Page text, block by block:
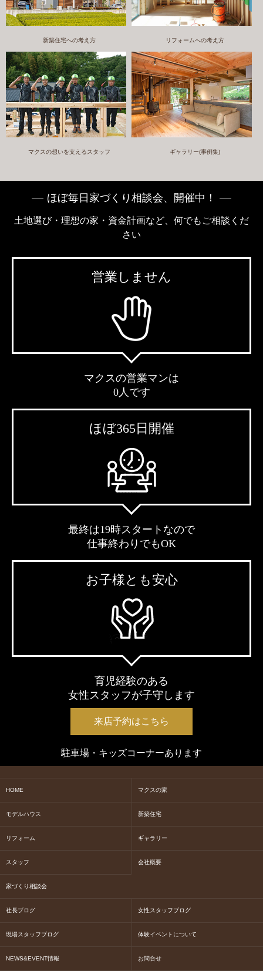
新築住宅への考え方 リフォームへの考え方
マクスの想いを支えるスタッフ ギャラリー(事例集)
ほぼ毎日家づくり相談会、開催中！
土地選び・理想の家・資金計画など、何でもご相談くだ
さい
営業しません
マクスの営業マンは
0人です
ほぼ365日開催
最終は19時スタートなので
仕事終わりでもOK
お子様とも安心
育児経験のある
女性スタッフが子守します
来店予約はこちら
駐車場・キッズコーナーあります
HOME マクスの家
モデルハウス 新築住宅
リフォーム ギャラリー
スタッフ 会社概要
家づくり相談会
社長ブログ 女性スタッフブログ
現場スタッフブログ 体験イベントについて
NEWS&EVENT情報 お問合せ